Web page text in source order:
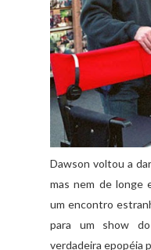
Dawson voltou a
mas nem de longe
um encontro
para um show
verdadeira epopéia